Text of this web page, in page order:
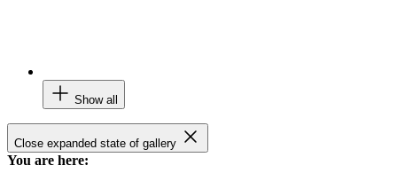
Show all
Close expanded state of gallery
You are here: